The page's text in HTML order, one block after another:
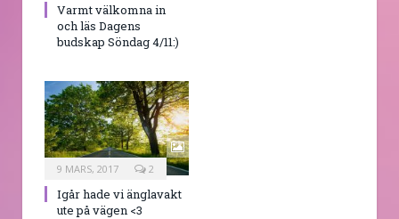
Varmt välkomna in
och läs Dagens
budskap Söndag 4/11:)
9 MARS, 2017 2
Igår hade vi änglavakt
ute på vägen <3